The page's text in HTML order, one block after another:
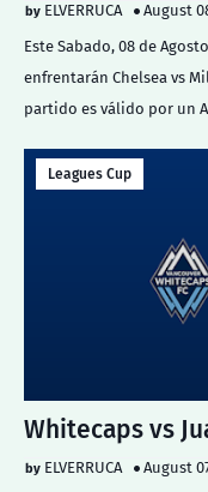
ELVERRUCA
August
Este Sabado, 08 de
enfrentarán Chelsea vs
partido es válido por un
Leagues Cup
Whitecaps vs
ELVERRUCA
August